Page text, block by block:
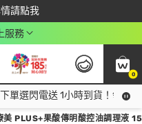
請點我
饋$350
服務
0
下單選閃電送 1小時到貨！領神
美 PLUS+果酸傳明酸控油調理液